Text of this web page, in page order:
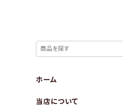
ホーム
当店について